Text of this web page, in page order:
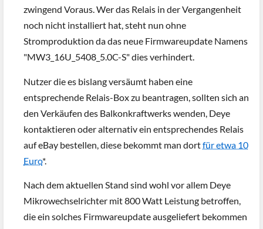
zwingend Voraus. Wer das Relais in der Vergangenheit
noch nicht installiert hat, steht nun ohne
Stromproduktion da das neue Firmwareupdate Namens
"MW3_16U_5408_5.0C-S" dies verhindert.
Nutzer die es bislang versäumt haben eine
entsprechende Relais-Box zu beantragen, sollten sich an
den Verkäufen des Balkonkraftwerks wenden, Deye
kontaktieren oder alternativ ein entsprechendes Relais
auf eBay bestellen, diese bekommt man dortfür etwa 10
Euro*.
Nach dem aktuellen Stand sind wohl vor allem Deye
Mikrowechselrichter mit 800 Watt Leistung betroffen,
die ein solches Firmwareupdate ausgeliefert bekommen